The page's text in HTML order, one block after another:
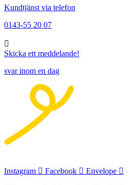
Kundtjänst via telefon
0143-55 20 07
Skicka ett meddelande!
svar inom en dag
Instagram Facebook Envelope